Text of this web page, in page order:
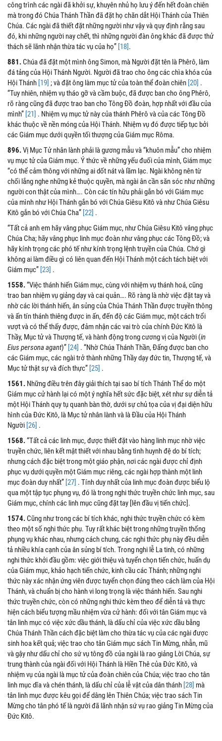
công trình các ngài đã khởi sự, khuyên nhủ họ lưu ý đến hết đoàn chiên
mà trong đó Chúa Thánh Thần đã đặt họ chăn dắt Hội Thánh của Thiên
Chúa. Các ngài đã thiết đặt những người như vậy và quy định rằng sau
đó, khi những người nay chết, thì những người đàn ông khác đã được thử
thách sẽ lãnh nhận thừa tác vụ của họ” [18].
881. Chúa đã đặt một mình ông Simon, mà Người đặt tên là Phêrô, làm
đá tảng của Hội Thánh Người. Người đã trao cho ông các chìa khóa của
Hội Thánh [19] ; và đặt ông làm mục tử của toàn thể đoàn chiên [20] .
“Tuy nhiên, nhiệm vụ tháo gỡ và cầm buộc, đã được ban cho ông Phêrô,
rõ ràng cũng đã được trao ban cho Tông Đồ đoàn, hợp nhất với đầu của
mình” [21] . Nhiệm vụ mục tử này của thánh Phêrô và của các Tông Đồ
khác thuộc về nền móng của Hội Thánh. Nhiệm vụ đó được tiếp tục bởi
các Giám mục dưới quyền tối thượng của Giám mục Rôma.
896.Vị Mục Tử nhân lành phải là gương mẫu và “khuôn mẫu” cho nhiệm
vụ mục tử của Giám mục. Ý thức về những yếu đuối của mình, Giám mục
“có thể cảm thông với những ai dốt nát và lầm lạc. Ngài không nên từ
chối lắng nghe những kẻ thuộc quyền, mà ngài ân cần săn sóc như những
người con thật của mình…. Còn các tín hữu phải gắn bó với Giám mục
của mình như Hội Thánh gắn bó với Chúa Giêsu Kitô và như Chúa Giêsu
Kitô gắn bó với Chúa Cha” [22] .
“Tất cả anh em hãy vâng phục Giám mục, như Chúa Giêsu Kitô vâng phục
Chúa Cha; hãy vâng phục linh mục đoàn như vâng phục các Tông Đồ; và
hãy kính trọng các phó tế như kính trọng lệnh truyền của Chúa. Chớ gì
không ai làm điều gì có liên quan đến Hội Thánh một cách tách biệt với
Giám mục” [23] .
1558.“Việc thánh hiến Giám mục, cùng với nhiệm vụ thánh hoá, cũng
trao ban nhiệm vụ giảng dạy và cai quản…. Rõ ràng là nhờ việc đặt tay và
nhờ các lời thánh hiến, ân sủng của Chúa Thánh Thần được truyền thông
và ấn tín thánh thiêng được in ấn, đến độ các Giám mục, một cách trổi
vượt và có thể thấy được, đảm nhận các vai trò của chính Đức Kitô là
Thầy, Mục tử và Thượng tế, và hành động trong cương vị của Người (in
Eius persona agant)” [24] . “Nhờ Chúa Thánh Thần, Đấng được ban cho
các Giám mục, các ngài trở thành những Thầy dạy đức tin, Thượng tế, và
Mục tử thật sự và đích thực” [25] .
1561. Những điều trên đây giải thích tại sao bí tích Thánh Thể do một
Giám mục cử hành lại có một ý nghĩa hết sức đặc biệt, xét như sự diễn tả
một Hội Thánh quy tụ quanh bàn thờ, dưới sự chủ tọa của vị đại diện hữu
hình của Đức Kitô, là Mục tử nhân lành và là Đầu của Hội Thánh
Người [26] .
1568.“Tất cả các linh mục, được thiết đặt vào hàng linh mục nhờ việc
truyền chức, liên kết mật thiết với nhau bằng tình huynh đệ do bí tích;
nhưng cách đặc biệt trong một giáo phận, nơi các ngài được chỉ định
phục vụ dưới quyền một Giám mục riêng, các ngài hợp thành một linh
mục đoàn duy nhất” [27] . Tính duy nhất của linh mục đoàn được biểu lộ
qua một tập tục phụng vụ, đó là trong nghi thức truyền chức linh mục, sau
Giám mục, chính các linh mục cũng đặt tay [lên đầu vị tiến chức].
1574. Cũng như trong các bí tích khác, nghi thức truyền chức có kèm
theo một số nghi thức phụ. Tuy rất khác biệt trong những truyền thống
phụng vụ khác nhau, nhưng cách chung, các nghi thức phụ này đều diễn
tả nhiều khía cạnh của ân sủng bí tích. Trong nghi lễ La tinh, có những
nghi thức khởi đầu gồm: việc giới thiệu và tuyển chọn tiến chức, huấn dụ
của Giám mục, khảo hạch tiến chức, kinh cầu các Thánh; những nghi
thức này xác nhận ứng viên được tuyển chọn đúng theo cách làm của Hội
Thánh, và chuẩn bị cho hành vi long trọng là việc thánh hiến. Sau nghi
thức truyền chức, còn có những nghi thức kèm theo để diễn tả và thực
hiện cách biểu tượng mầu nhiệm vừa cử hành: đối với tân Giám mục và
tân linh mục có việc xức dầu thánh, là dấu chỉ của việc xức dầu bằng
Chúa Thánh Thần cách đặc biệt làm cho thừa tác vụ của các ngài được
sinh hoa kết quả; việc trao cho tân Giám mục sách Tin Mừng, nhẫn, mũ
và gậy như dấu chỉ cho sứ vụ tông đồ của ngài là rao giảng Lời Chúa, sự
trung thành của ngài đối với Hội Thánh là Hiền Thê của Đức Kitô, và
nhiệm vụ của ngài là mục tử của đoàn chiên của Chúa; việc trao cho tân
linh mục dĩa và chén thánh, là dấu chỉ của lễ vật của dân thánh [28] mà
tân linh mục được kêu gọi để dâng lên Thiên Chúa; việc trao sách Tin
Mừng cho tân phó tế là người đã lãnh nhận sứ vụ rao giảng Tin Mừng của
Đức Kitô.